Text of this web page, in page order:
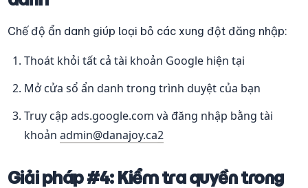
Chế độ ẩn danh giúp loại bỏ các xung đột đăng nhập:
Thoát khỏi tất cả tài khoản Google hiện tại
Mở cửa sổ ẩn danh trong trình duyệt của bạn
Truy cập ads.google.com và đăng nhập bằng tài
khoản admin@danajoy.ca2
Giải pháp #4: Kiểm tra quyền trong